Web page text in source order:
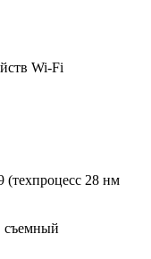
Wi-Fi
(техпроцесс 28 нм
съемный